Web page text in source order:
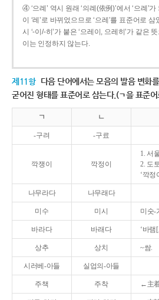
④ ‘으례’ 역시 원래 ‘의례(依例)’에서 ‘으례’
이 ‘레’로 바뀌었으므로 ‘으레’를 표준어로 삼
시 ‘-이/-히’가 붙은 ‘으레이, 으레히’가 같은
이는 인정하지 않는다.
제11항 다음 단어에서는 모음의 발음 변화
굳어진 형태를 표준어로 삼는다.(ㄱ을 표준
ㄱ ㄴ
-구려 -구료
깍쟁이 깍정이
1. 서
2. 도
‘깍정
나무라다 나무래다
미수 미시 미숫-
바라다 바래다 ‘바램
상추 상치 ~쌈.
시러베-아들 실업의-아들
주책 주착 ←主